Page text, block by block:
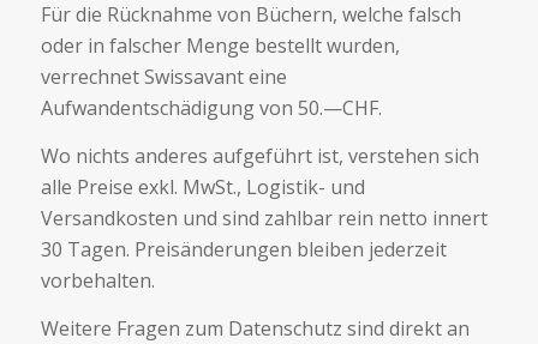
Für die Rücknahme von Büchern, welche falsch
oder in falscher Menge bestellt wurden,
verrechnet Swissavant eine
Aufwandentschädigung von 50.—CHF.
Wo nichts anderes aufgeführt ist, verstehen sich
alle Preise exkl. MwSt., Logistik- und
Versandkosten und sind zahlbar rein netto innert
30 Tagen. Preisänderungen bleiben jederzeit
vorbehalten.
Weitere Fragen zum Datenschutz sind direkt an